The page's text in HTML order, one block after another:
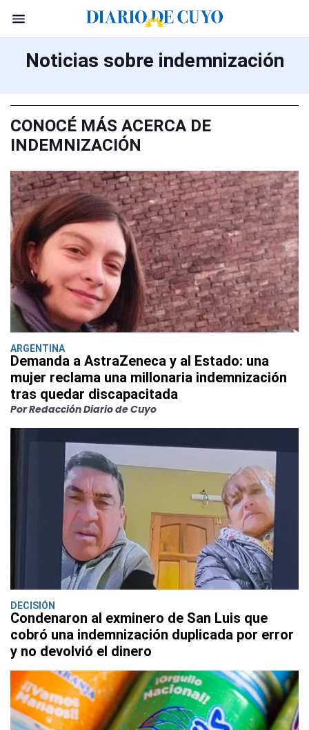
Noticias sobre indemnización
CONOCÉ MÁS ACERCA DE
INDEMNIZACIÓN
ARGENTINA
Demanda a AstraZeneca y al Estado: una
mujer reclama una millonaria indemnización
tras quedar discapacitada
Por Redacción Diario de Cuyo
DECISIÓN
Condenaron al exminero de San Luis que
cobró una indemnización duplicada por error
y no devolvió el dinero